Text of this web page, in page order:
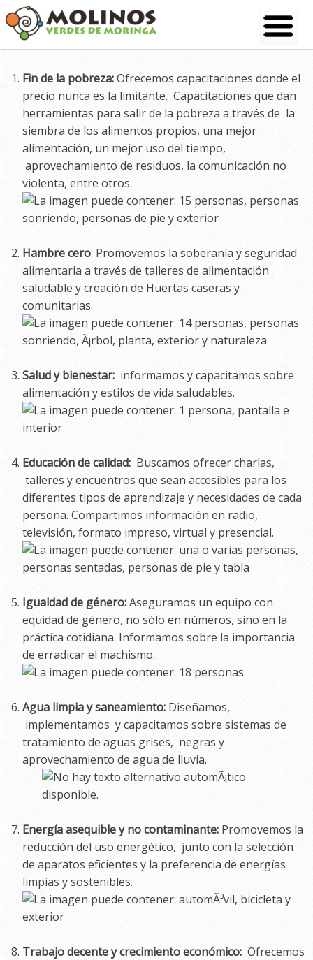
Skip
to
content
Fin de la pobreza:Ofrecemos capacitaciones donde el
precio nunca es la limitante. Capacitaciones que dan
herramientas para salir de la pobreza a través de la
siembra de los alimentos propios, una mejor
alimentación, un mejor uso del tiempo,
aprovechamiento de residuos, la comunicación no
violenta, entre otros.
Hambre cero: Promovemos la soberanía y seguridad
alimentaria a través de talleres de alimentación
saludable y creación de Huertas caseras y
comunitarias.
Salud y bienestar: informamos y capacitamos sobre
alimentación y estilos de vida saludables.
Educación de calidad: Buscamos ofrecer charlas,
talleres y encuentros que sean accesibles para los
diferentes tipos de aprendizaje y necesidades de cada
persona. Compartimos información en radio,
televisión, formato impreso, virtual y presencial.
Igualdad de género:Aseguramos un equipo con
equidad de género, no sólo en números, sino en la
práctica cotidiana. Informamos sobre la importancia
de erradicar el machismo.
Agua limpia y saneamiento: Diseñamos,
implementamos y capacitamos sobre sistemas de
tratamiento de aguas grises, negras y
aprovechamiento de agua de lluvia.
Energía asequible y no contaminante: Promovemos la
reducción del uso energético, junto con la selección
de aparatos eficientes y la preferencia de energías
limpias y sostenibles.
Trabajo decente y crecimiento económico:Ofrecemos